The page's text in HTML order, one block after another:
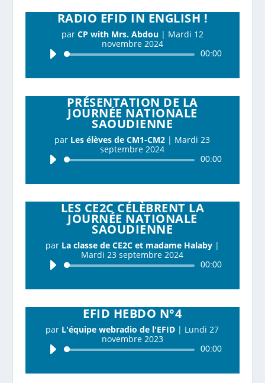
RADIO EFID IN ENGLISH !
par CP with Mrs. Abdou| Mardi 12
novembre 2024
Lecteur
00:00
PRÉSENTATION DE LA
JOURNÉE NATIONALE
SAOUDIENNE
par Les élèves de CM1-CM2 | Mardi 23
septembre 2024
Lecteur
00:00
LES CE2C CÉLÈBRENT LA
JOURNÉE NATIONALE
SAOUDIENNE
par La classe de CE2C et madame Halaby|
Mardi 23 septembre 2024
Lecteur
00:00
EFID HEBDO N°4
par L'équipe webradio de l'EFID | Lundi 27
novembre 2023
Lecteur
00:00